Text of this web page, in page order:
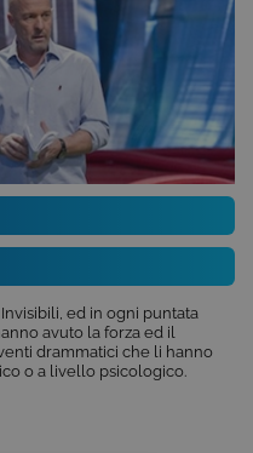
ed in ogni puntata
avuto la forza ed il
drammatici che li hanno
o a livello psicologico.